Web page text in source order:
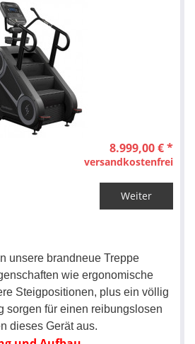
8.999,00 € *
versandkostenfrei
Weiter
unsere brandneue Treppe
wie ergonomische
Steigpositionen, plus ein völlig
sorgen für einen reibungslosen
dieses Gerät aus.